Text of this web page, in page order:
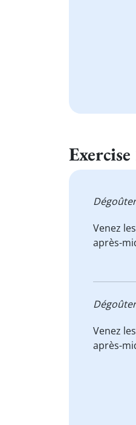
Exercise
Dégoûter
Venez les
après-
Dégoûter
Venez les
après-